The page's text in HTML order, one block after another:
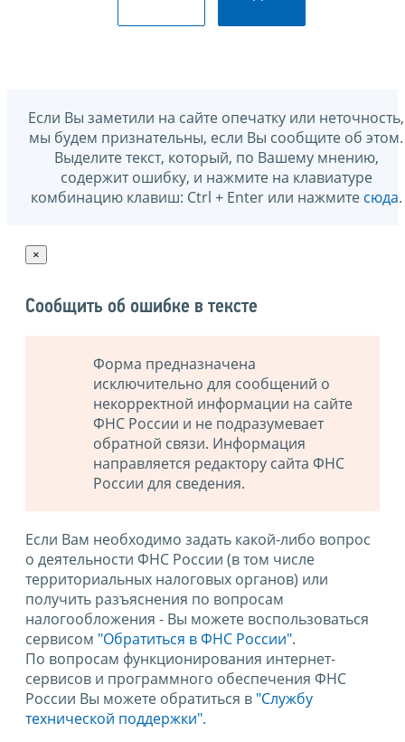
Если Вы заметили на сайте опечатку или неточность,
мы будем признательны, если Вы сообщите об этом.
Выделите текст, который, по Вашему мнению,
содержит ошибку, и нажмите на клавиатуре
комбинацию клавиш: Ctrl + Enter или нажмите сюда.
×
Сообщить об ошибке в тексте
Форма предназначена
исключительно для сообщений о
некорректной информации на сайте
ФНС России и не подразумевает
обратной связи. Информация
направляется редактору сайта ФНС
России для сведения.
Если Вам необходимо задать какой-либо вопрос
о деятельности ФНС России (в том числе
территориальных налоговых органов) или
получить разъяснения по вопросам
налогообложения - Вы можете воспользоваться
сервисом "Обратиться в ФНС России".
По вопросам функционирования интернет-
сервисов и программного обеспечения ФНС
России Вы можете обратиться в "Службу
технической поддержки".